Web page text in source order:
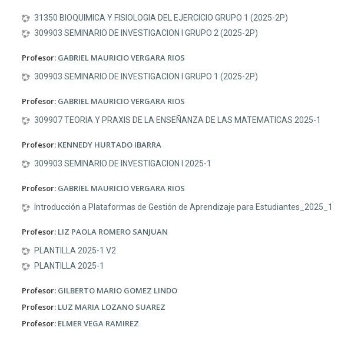
31350 BIOQUIMICA Y FISIOLOGIA DEL EJERCICIO GRUPO 1 (2025-2P)
309903 SEMINARIO DE INVESTIGACION I GRUPO 2 (2025-2P)
Profesor: GABRIEL MAURICIO VERGARA RIOS
309903 SEMINARIO DE INVESTIGACION I GRUPO 1 (2025-2P)
Profesor: GABRIEL MAURICIO VERGARA RIOS
309907 TEORIA Y PRAXIS DE LA ENSEÑANZA DE LAS MATEMATICAS 2025-1
Profesor: KENNEDY HURTADO IBARRA
309903 SEMINARIO DE INVESTIGACION I 2025-1
Profesor: GABRIEL MAURICIO VERGARA RIOS
Introducción a Plataformas de Gestión de Aprendizaje para Estudiantes_2025_1
Profesor: LIZ PAOLA ROMERO SANJUAN
PLANTILLA 2025-1 V2
PLANTILLA 2025-1
Profesor: GILBERTO MARIO GOMEZ LINDO
Profesor: LUZ MARIA LOZANO SUAREZ
Profesor: ELMER VEGA RAMIREZ